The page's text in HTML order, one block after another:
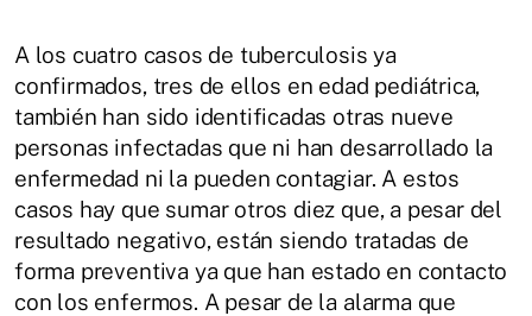
A los cuatro casos de tuberculosis ya
confirmados, tres de ellos en edad pediátrica,
también han sido identificadas otras nueve
personas infectadas que ni han desarrollado la
enfermedad ni la pueden contagiar. A estos
casos hay que sumar otros diez que, a pesar del
resultado negativo, están siendo tratadas de
forma preventiva ya que han estado en contacto
con los enfermos. A pesar de la alarma que